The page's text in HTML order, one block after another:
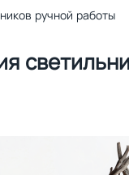
ручной работы